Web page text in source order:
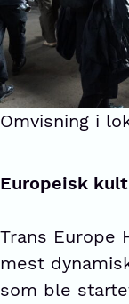
Omvisning i
Europeisk
Trans Europe
mest
som ble